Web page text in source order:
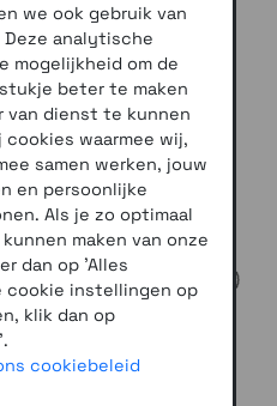
> Garmin Instinct
3 45mm
we ook gebruik van
analytische
mogelijkheid om de
beter te maken
van dienst te kunnen
waarmee wij,
samen werken, jouw
en persoonlijke
Als je zo optimaal
maken van onze
dan op 'Alles
cookie instellingen op
klik dan op
cookiebeleid